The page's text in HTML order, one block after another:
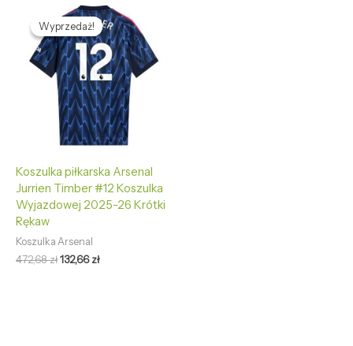
Wyprzedaż!
Wyprzedaż!
Koszulka piłkarska Arsenal
Jurrien Timber #12 Koszulka
Wyjazdowej 2025-26 Krótki
Rękaw
Koszulka Arsenal
472,68zł
Pierwotna
cena
wynosiła:
472,68 zł.
132,66zł
Aktualna
cena
wynosi:
132,66 zł.